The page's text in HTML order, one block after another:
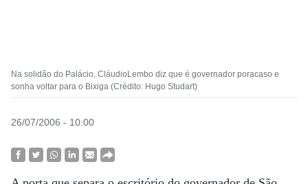
Na solidão do Palácio, CláudioLembo diz que é governador poracaso e
sonha voltar para o Bixiga (Crédito: Hugo Studart)
26/07/2006 - 10:00